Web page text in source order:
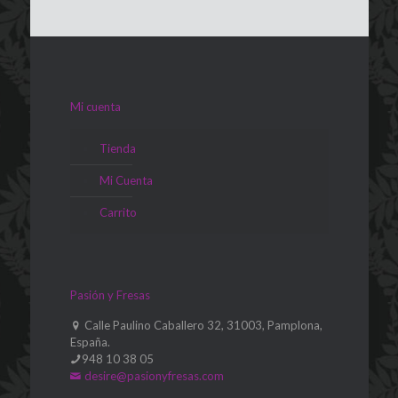
Mi cuenta
Tienda
Mi Cuenta
Carrito
Pasión y Fresas
Calle Paulino Caballero 32, 31003, Pamplona,
España.
948 10 38 05
desire@pasionyfresas.com